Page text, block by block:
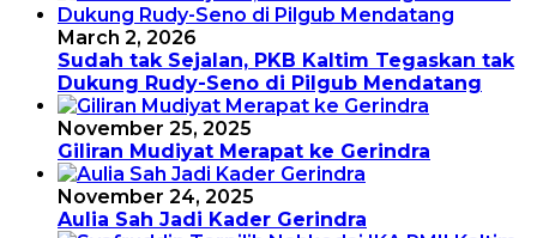
March 2, 2026
Sudah tak Sejalan, PKB Kaltim Tegaskan tak
Dukung Rudy-Seno di Pilgub Mendatang
November 25, 2025
Giliran Mudiyat Merapat ke Gerindra
November 24, 2025
Aulia Sah Jadi Kader Gerindra